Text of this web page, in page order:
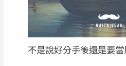
不是說好分手後還是要當